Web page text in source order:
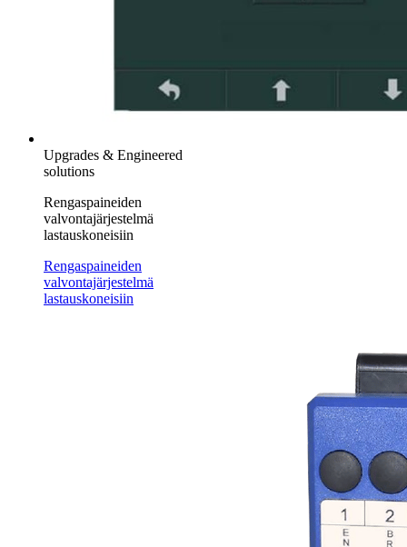
Upgrades & Engineered
solutions
Rengaspaineiden
valvontajärjestelmä
lastauskoneisiin
Rengaspaineiden
valvontajärjestelmä
lastauskoneisiin